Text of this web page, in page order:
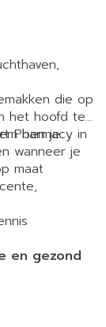
die op
het hoofd te
Pharmacy in
wanneer je
ben je
maat
en gezond